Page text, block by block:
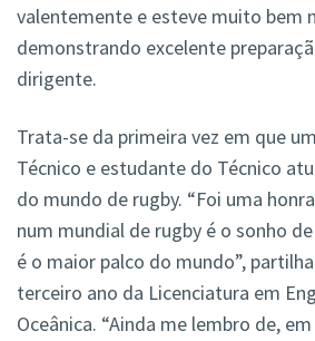
valentemente e esteve muito bem
demonstrando excelente
dirigente.
Trata-se da primeira vez em que
Técnico e estudante do Técnico
do mundo de rugby. “Foi uma
num mundial de rugby é o sonho
é o maior palco do mundo”,
terceiro ano da Licenciatura em
Oceânica. “Ainda me lembro de,